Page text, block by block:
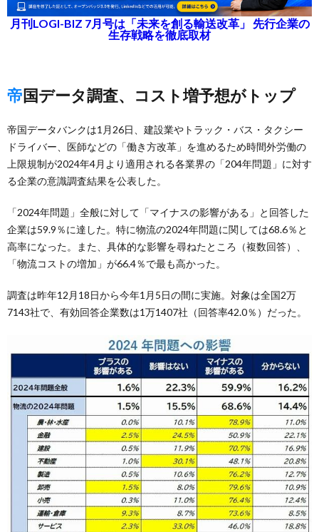
月刊LOGI-BIZ 7月号は「未来を創る輸送改革」 先行企業の
生存戦略を徹底取材
帝国データ調査、コスト増予想がトップ
帝国データバンクは1月26日、建設業やトラック・バス・タクシー
ドライバー、医師などの「働き方改革」を進めるため時間外労働の
上限規制が2024年4月より適用される各業界の「204年問題」に対す
る企業の意識調査結果を公表した。
「2024年問題」全般に対して「マイナスの影響がある」と回答した
企業は59.9％に達した。特に物流の2024年問題に関しては68.6％と
高率になった。また、具体的な影響を尋ねたところ（複数回答）、
「物流コストの増加」が66.4％で最も高かった。
調査は昨年12月18日から今年1月5日の間に実施。対象は全国2万
7143社で、有効回答企業数は1万1407社（回答率42.0％）だった。